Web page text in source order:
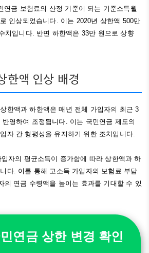
연금 보험료의 산정 기준이 되는 기준소득월
인상되었습니다. 이는 2020년 상한액 500만
치입니다. 반면 하한액은 33만 원으로 상향
한액 인상 배경
한액과 하한액은 매년 전체 가입자의 최근 3
영하여 조정됩니다. 이는 국민연금 제도의
자 간 형평성을 유지하기 위한 조치입니다.
자의 평균소득이 증가함에 따라 상한액과 하
다. 이를 통해 고소득 가입자의 보험료 부담
의 연금 수령액을 높이는 효과를 기대할 수 있
연금 상한 변경 확인